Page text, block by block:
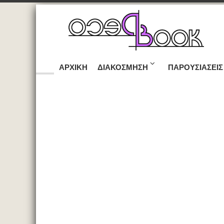
ΑΡΧΙΚΉ ΔΙΑΚΌΣΜΗΣΗ ΠΑΡΟΥΣΙΆΣΕΙΣ